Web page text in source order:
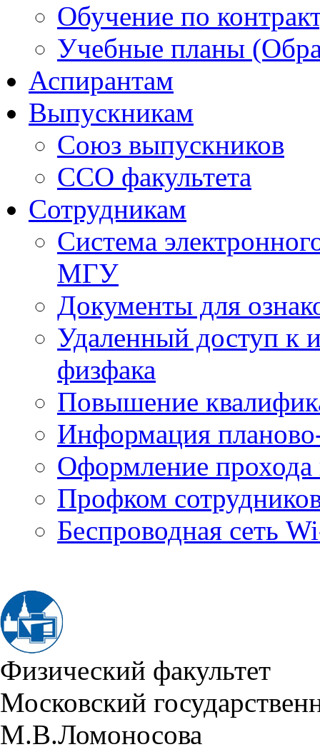
Обучение по
Учебные планы
Аспирантам
Выпускникам
Союз выпускников
ССО факультета
Сотрудникам
Система
МГУ
Документы для
Удаленный доступ к
физфака
Повышение
Информация
Оформление прохода
Профком
Беспроводная сеть
Физический факультет
Московский
М.В.Ломоносова